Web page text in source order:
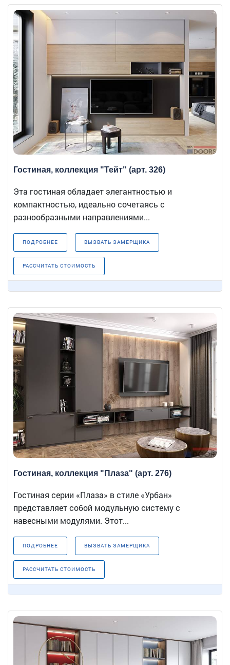
Гостиная, коллекция "Тейт" (арт. 326)
Эта гостиная обладает элегантностью и
компактностью, идеально сочетаясь с
разнообразными направлениями...
ПОДРОБНЕЕ ВЫЗВАТЬ ЗАМЕРЩИКА
РАССЧИТАТЬ СТОИМОСТЬ
Гостиная, коллекция "Плаза" (арт. 276)
Гостиная серии «Плаза» в стиле «Урбан»
представляет собой модульную систему с
навесными модулями. Этот...
ПОДРОБНЕЕ ВЫЗВАТЬ ЗАМЕРЩИКА
РАССЧИТАТЬ СТОИМОСТЬ